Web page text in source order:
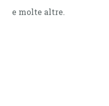
e molte altre.